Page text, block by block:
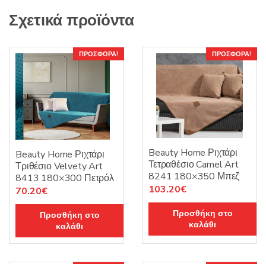
Σχετικά προϊόντα
ΠΡΟΣΦΟΡΆ!
Beauty Home Ριχτάρι
Τριθέσιο Velvety Art
8413 180×300 Πετρόλ
Original
price
70.20€Η
τρέχουσα
τιμή
είναι:
70.20€.
Προσθήκη στο
καλάθι
ΠΡΟΣΦΟΡΆ!
Beauty Home Ριχτάρι
Τετραθέσιο Camel Art
8241 180×350 Μπεζ
Original
price
103.20€Η
τρέχουσα
τιμή
είναι:
103.20€.
Προσθήκη στο
καλάθι